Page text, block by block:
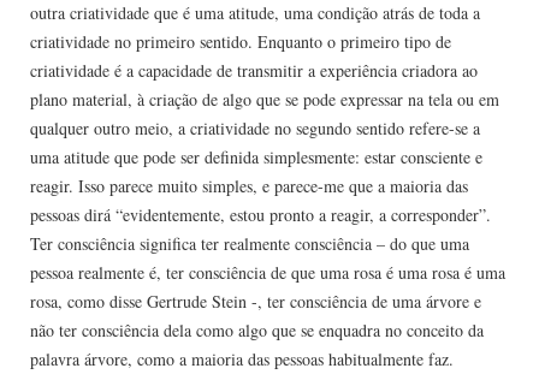
outra criatividade que é uma atitude, uma condição atrás de toda a
criatividade no primeiro sentido. Enquanto o primeiro tipo de
criatividade é a capacidade de transmitir a experiência criadora ao
plano material, à criação de algo que se pode expressar na tela ou em
qualquer outro meio, a criatividade no segundo sentido refere-se a
uma atitude que pode ser definida simplesmente: estar consciente e
reagir. Isso parece muito simples, e parece-me que a maioria das
pessoas dirá “evidentemente, estou pronto a reagir, a corresponder”.
Ter consciência significa ter realmente consciência – do que uma
pessoa realmente é, ter consciência de que uma rosa é uma rosa é uma
rosa, como disse Gertrude Stein -, ter consciência de uma árvore e
não ter consciência dela como algo que se enquadra no conceito da
palavra árvore, como a maioria das pessoas habitualmente faz.